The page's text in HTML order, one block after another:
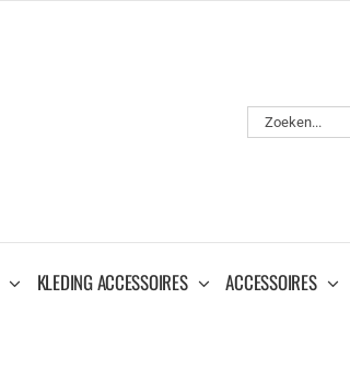
Zoeken
naar:
KLEDING ACCESSOIRES ACCESSOIRES